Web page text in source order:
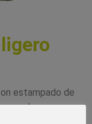
estampado de
de gran